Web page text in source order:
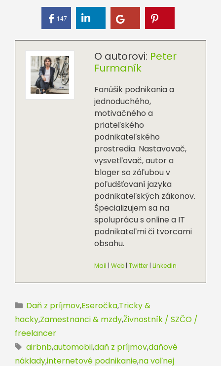
147
O autorovi: Peter
Furmaník
Fanúšik podnikania a
jednoduchého,
motivačného a
priateľského
podnikateľského
prostredia. Nastavovač,
vysvetľovač, autor a
bloger so záľubou v
poľudšťovaní jazyka
podnikateľských zákonov.
Špecializujem sa na
spoluprácu s online a IT
podnikateľmi či tvorcami
obsahu.
Mail | Web | Twitter | LinkedIn
Kategórie
Daň z príjmov,Eseročka,Tricky &
hacky,Zamestnanci & mzdy,Živnostník / SZČO /
freelancer
Značky
airbnb,automobil,daň z príjmov,daňové
náklady,internetové podnikanie,na voľnej